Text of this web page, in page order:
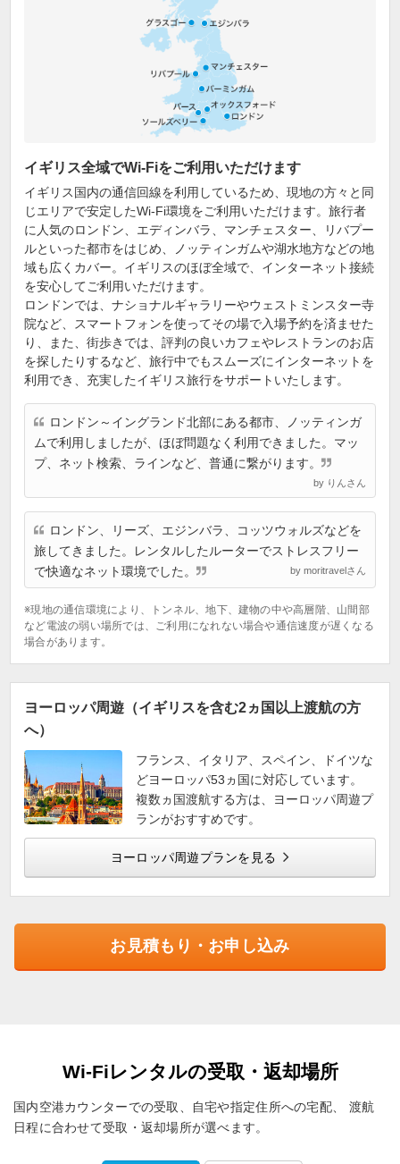
イギリス全域でWi-Fiをご利用いただけます
イギリス国内の通信回線を利用しているため、現地の方々と同
じエリアで安定したWi-Fi環境をご利用いただけます。旅行者
に人気のロンドン、エディンバラ、マンチェスター、リバプー
ルといった都市をはじめ、ノッティンガムや湖水地方などの地
域も広くカバー。イギリスのほぼ全域で、インターネット接続
を安心してご利用いただけます。
ロンドンでは、ナショナルギャラリーやウェストミンスター寺
院など、スマートフォンを使ってその場で入場予約を済ませた
り、また、街歩きでは、評判の良いカフェやレストランのお店
を探したりするなど、旅行中でもスムーズにインターネットを
利用でき、充実したイギリス旅行をサポートいたします。
ロンドン～イングランド北部にある都市、ノッティンガ
ムで利用しましたが、ほぼ問題なく利用できました。マッ
プ、ネット検索、ラインなど、普通に繋がります。
by りんさん
ロンドン、リーズ、エジンバラ、コッツウォルズなどを
旅してきました。レンタルしたルーターでストレスフリー
で快適なネット環境でした。
by moritravelさん
※現地の通信環境により、トンネル、地下、建物の中や高層階、山間部
など電波の弱い場所では、ご利用になれない場合や通信速度が遅くなる
場合があります。
ヨーロッパ周遊（イギリスを含む2ヵ国以上渡航の方
へ）
フランス、イタリア、スペイン、ドイツな
どヨーロッパ53ヵ国に対応しています。
複数ヵ国渡航する方は、ヨーロッパ周遊プ
ランがおすすめです。
ヨーロッパ周遊プランを見る
お見積もり・お申し込み
Wi-Fiレンタルの受取・返却場所
国内空港カウンターでの受取、自宅や指定住所への宅配、
渡航
日程に合わせて受取・返却場所が選べます。